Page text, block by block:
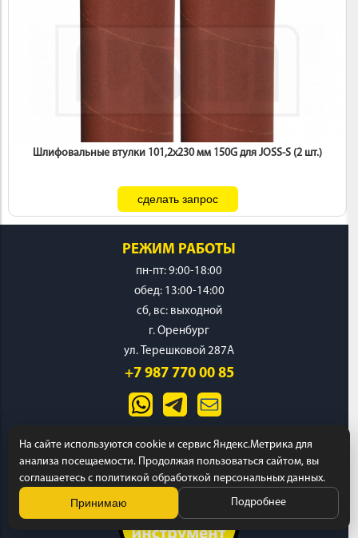
Шлифовальные втулки 101,2х230 мм 150G для JOSS-S (2 шт.)
РЕЖИМ РАБОТЫ
пн-пт: 9:00-18:00
обед: 13:00-14:00
cб, вс: выходной
г. Оренбург
ул. Терешковой 287А
+7 987 770 00 85
На сайте используются cookie и сервис Яндекс.Метрика для
анализа посещаемости. Продолжая пользоваться сайтом, вы
соглашаетесь с политикой обработкой персональных данных.
Принимаю Подробнее